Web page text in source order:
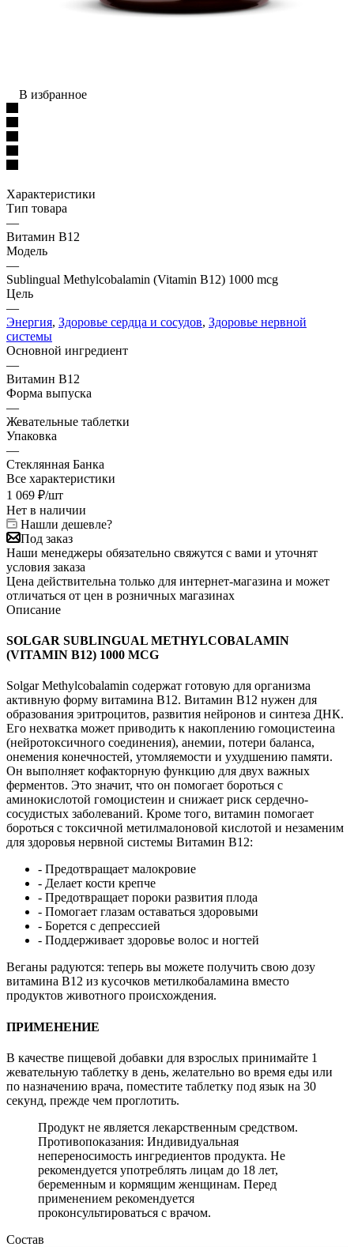
В избранное
Характеристики
Тип товара
—
Витамин B12
Модель
—
Sublingual Methylcobalamin (Vitamin B12) 1000 mcg
Цель
—
Энергия, Здоровье сердца и сосудов, Здоровье нервной
системы
Основной ингредиент
—
Витамин B12
Форма выпуска
—
Жевательные таблетки
Упаковка
—
Стеклянная Банка
Все характеристики
1 069 ₽/шт
Нет в наличии
Нашли дешевле?
Под заказ
Наши менеджеры обязательно свяжутся с вами и уточнят
условия заказа
Цена действительна только для интернет-магазина и может
отличаться от цен в розничных магазинах
Описание
SOLGAR SUBLINGUAL METHYLCOBALAMIN
(VITAMIN B12) 1000 MCG
Solgar Methylcobalamin содержат готовую для организма
активную форму витамина B12. Витамин В12 нужен для
образования эритроцитов, развития нейронов и синтеза ДНК.
Его нехватка может приводить к накоплению гомоцистеина
(нейротоксичного соединения), анемии, потери баланса,
онемения конечностей, утомляемости и ухудшению памяти.
Он выполняет кофакторную функцию для двух важных
ферментов. Это значит, что он помогает бороться с
аминокислотой гомоцистеин и снижает риск сердечно-
сосудистых заболеваний. Кроме того, витамин помогает
бороться с токсичной метилмалоновой кислотой и незаменим
для здоровья нервной системы Витамин В12:
- Предотвращает малокровие
- Делает кости крепче
- Предотвращает пороки развития плода
- Помогает глазам оставаться здоровыми
- Борется с депрессией
- Поддерживает здоровье волос и ногтей
Веганы радуются: теперь вы можете получить свою дозу
витамина B12 из кусочков метилкобаламина вместо
продуктов животного происхождения.
ПРИМЕНЕНИЕ
В качестве пищевой добавки для взрослых принимайте 1
жевательную таблетку в день, желательно во время еды или
по назначению врача, поместите таблетку под язык на 30
секунд, прежде чем проглотить.
Продукт не является лекарственным средством.
Противопоказания: Индивидуальная
непереносимость ингредиентов продукта. Не
рекомендуется употреблять лицам до 18 лет,
беременным и кормящим женщинам. Перед
применением рекомендуется
проконсультироваться с врачом.
Состав